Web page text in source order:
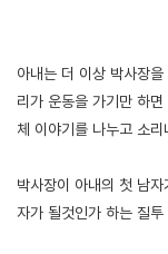
아내는 더 이상 박사장
리가 운동을 가기만 하
체 이야기를 나누고 소
박사장이 아내의 첫 남
자가 될것인가 하는 질